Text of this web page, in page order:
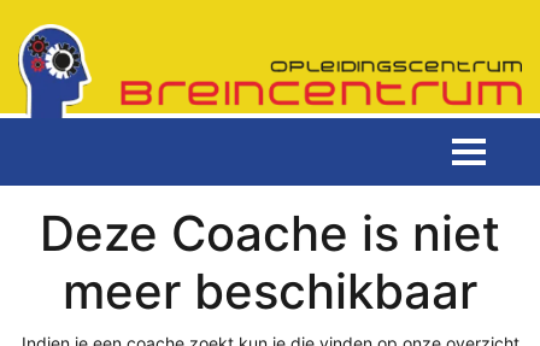
Deze Coache is niet
meer beschikbaar